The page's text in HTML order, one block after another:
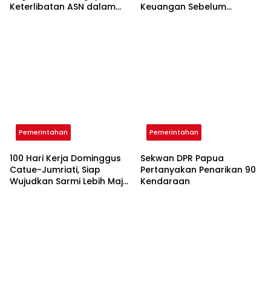
Keterlibatan ASN dalam
Keuangan Sebelum
Pemerintahan
100 Hari Kerja Dominggus
Catue-Jumriati, Siap
Wujudkan Sarmi Lebih Maju,
Pemerintahan
Sekwan DPR Papua
Pertanyakan Penarikan 90
Kendaraan